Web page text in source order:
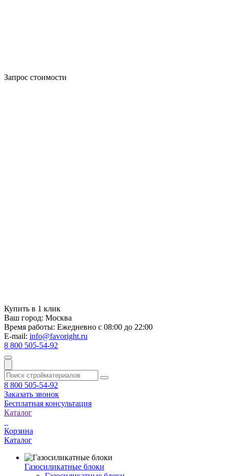
Запрос стоимости
Купить в 1 клик
Ваш город: Москва
Время работы: Ежедневно с 08:00 до 22:00
E-mail: info@favoright.ru
8 800 505-54-92
8 800 505-54-92
Заказать звонок
Бесплатная консультация
Каталог
Корзина
Каталог
Газосиликатные блоки